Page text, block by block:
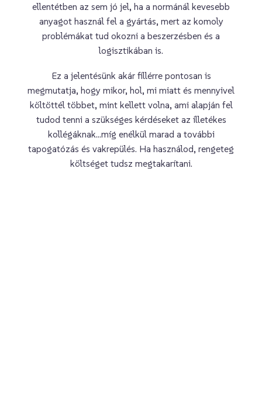
ellentétben az sem jó jel, ha a normánál kevesebb
anyagot használ fel a gyártás, mert az komoly
problémákat tud okozni a beszerzésben és a
logisztikában is.
Ez a jelentésünk akár fillérre pontosan is
megmutatja, hogy mikor, hol, mi miatt és mennyivel
költöttél többet, mint kellett volna, ami alapján fel
tudod tenni a szükséges kérdéseket az illetékes
kollégáknak…míg enélkül marad a további
tapogatózás és vakrepülés. Ha használod, rengeteg
költséget tudsz megtakarítani.